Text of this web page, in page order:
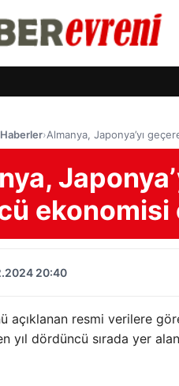
›Almanya, Japonya’yı
ekonomisi
20:40
açıklanan resmi verilere
yıl dördüncü sırada yer